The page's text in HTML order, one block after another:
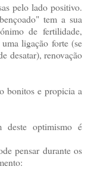
pelo lado positivo.
tem a sua
de fertilidade,
ligação forte (se
desatar), renovação
bonitos e propicia a
deste optimismo é
pensar durante os